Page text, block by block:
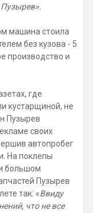
машина стоила
без кузова - 5
производство и
где
кустарщиной, не
Пузырев
своих
автопробег
На поклепы
большом
Пузырев
так: «Ввиду
что не все